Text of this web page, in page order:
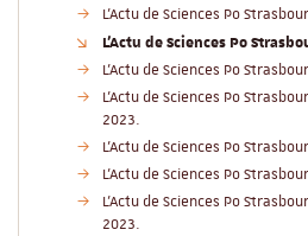
L'Actu de Sciences Po
L'Actu de Sciences Po
L'Actu de Sciences Po
L'Actu de Sciences Po
2023.
L'Actu de Sciences Po
L'Actu de Sciences Po
L'Actu de Sciences Po
2023.